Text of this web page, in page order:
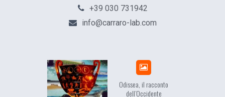
+39 030 731942
info@carraro-lab.com
Odissea, il racconto
dell’Occidente